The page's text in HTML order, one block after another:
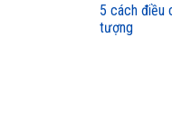
5 cách điều chế naoh kèm phương trình & hiện
tượng